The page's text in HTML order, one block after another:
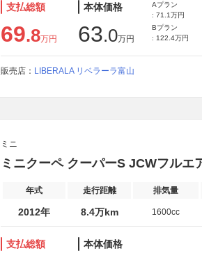
支払総額
69.8万円
本体価格
63.0万円
Aプラン
: 71.1万円
Bプラン
: 122.4万円
販売店： LIBERALA リベラーラ富山
ミニ
ミニクーペ クーパーS JCWフル
年式 走行距離 排気量
2012年 8.4万km 1600cc
支払総額 本体価格